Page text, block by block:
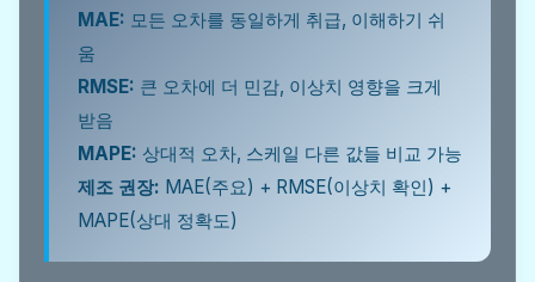
MAE: 모든 오차를 동일하게 취급, 이해하기 쉬
움
RMSE: 큰 오차에 더 민감, 이상치 영향을 크게
받음
MAPE: 상대적 오차, 스케일 다른 값들 비교 가능
제조 권장: MAE(주요) + RMSE(이상치 확인) +
MAPE(상대 정확도)